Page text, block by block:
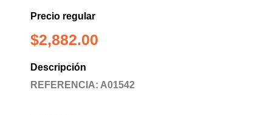
Precio regular
$2,882.00
Descripción
REFERENCIA: A01542